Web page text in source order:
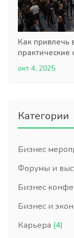
Как привлечь
практические
окт 4, 2025
Категории
Бизнес
Форумы и
Бизнес
Бизнес и
Карьера (4)